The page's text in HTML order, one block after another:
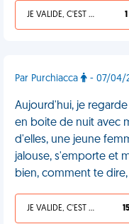
JE VALIDE, C'EST UNE VDM
Par Purchiacca - 07/04/
Aujourd'hui, je
en boite de nuit avec
d'elles, une jeune
jalouse, s'emporte et
bien, comment te
JE VALIDE, C'EST UNE VDM